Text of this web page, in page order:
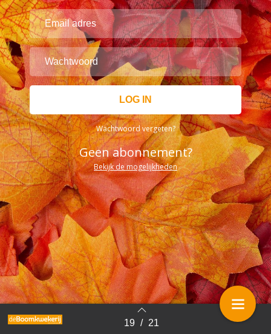
Terug naar overzicht 19 / 21
Wachtwoord vergeten?
Geen abonnement?
Bekijk de mogelijkheden